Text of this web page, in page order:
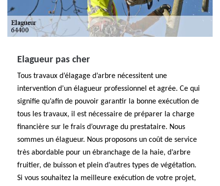
Elagueur pas cher
Tous travaux d’élagage d’arbre nécessitent une
intervention d’un élagueur professionnel et agrée. Ce qui
signifie qu’afin de pouvoir garantir la bonne exécution de
tous les travaux, il est nécessaire de préparer la charge
financière sur le frais d’ouvrage du prestataire. Nous
sommes un élagueur. Nous proposons un coût de service
très abordable pour un ébranchage de la haie, d’arbre
fruitier, de buisson et plein d’autres types de végétation.
Si vous souhaitez la meilleure exécution de votre projet,